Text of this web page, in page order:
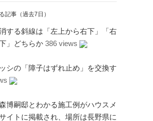
記事（過去7日）
する斜線は「左上から右下」「右
」どちらか 386 views
シの「障子はずれ止め」を交換す
博嗣邸とわかる施工例がハウスメ
イトに掲載され、場所は長野県に